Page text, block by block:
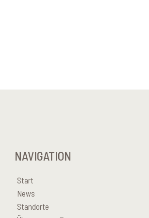
NAVIGATION
Start
News
Standorte